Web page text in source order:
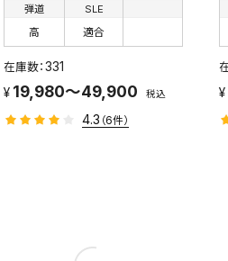
弾道
高
SLE
適合
331
19,980～49,900 税込
4.3 （6件）